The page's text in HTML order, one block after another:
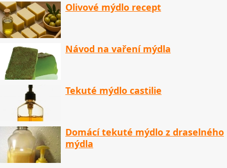
Olivové mýdlo recept
Návod na vaření mýdla
Tekuté mýdlo castilie
Domácí tekuté mýdlo z draselného
mýdla